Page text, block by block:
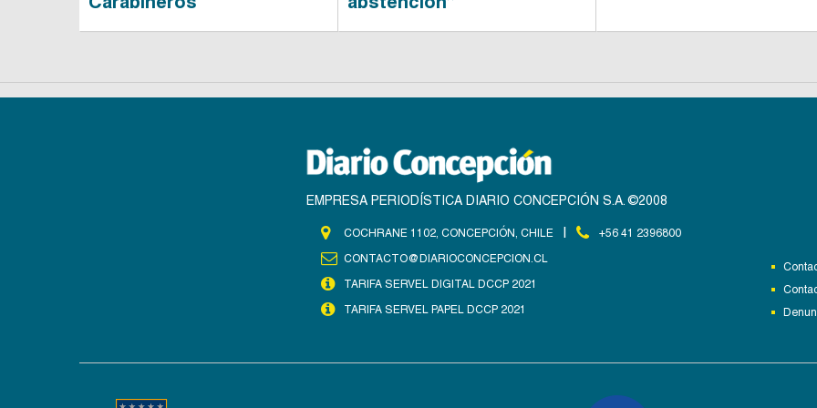
EMPRESA PERIODÍSTICA DIARIO CONCEPCIÓN S.A. ©2008
COCHRANE 1102, CONCEPCIÓN, CHILE
+56 41 2396800
CONTACTO@DIARIOCONCEPCION.CL
TARIFA SERVEL DIGITAL DCCP 2021
TARIFA SERVEL PAPEL DCCP 2021